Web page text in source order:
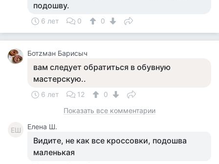
подошву.
6 лет 0 0
Ботzман Барисыч
вам следует обратиться в обувную
мастерскую..
6 лет 12
0
Показать все комментарии
ЕШ Елена Ш.
Видите, не как все кроссовки, подошва
маленькая